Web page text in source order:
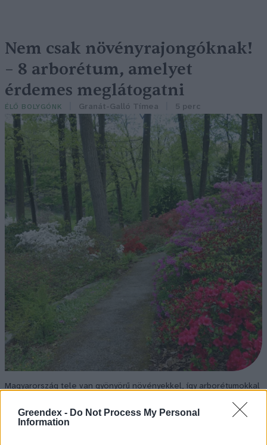
Greendex - Do Not Process My Personal
Information
Nem csak növényrajongóknak!
– 8 arborétum, amelyet
érdemes meglátogatni
ÉLŐ BOLYGÓNK Granát-Galló Tímea 5 perc
Magyarország tele van gyönyörű növényekkel, így arborétumokkal